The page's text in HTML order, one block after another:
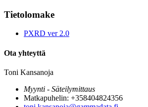
Tietolomake
PXRD ver 2.0
Ota yhteyttä
Toni Kansanoja
Myynti - Säteilymittaus
Matkapuhelin: +358404824356